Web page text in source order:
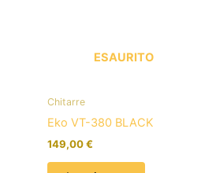
ESAURITO
Chitarre
Eko VT-380 BLACK
149,00€